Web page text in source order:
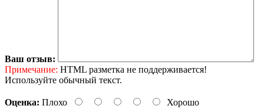
Ваш отзыв:
Примечание: HTML разметка не поддерживается!
Используйте обычный текст.
Оценка: Плохо Хорошо